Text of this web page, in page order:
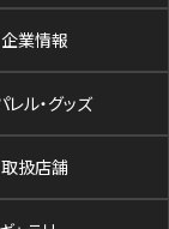
企業情報
レル・グッズ
取扱店舗